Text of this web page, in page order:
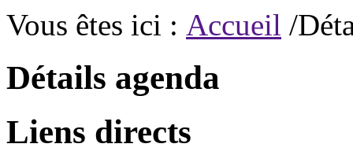
Vous êtes ici : Accueil /
Détails agenda
Liens directs